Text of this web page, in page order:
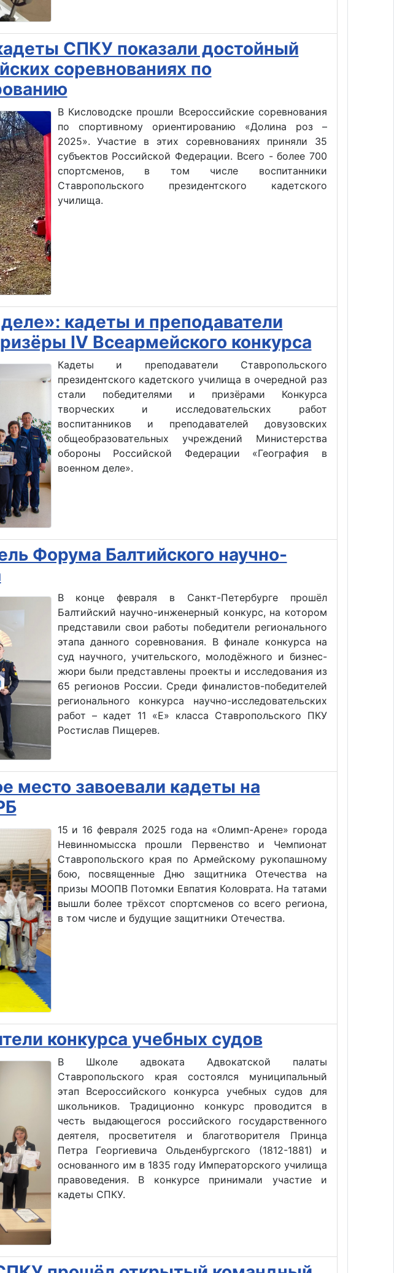
СПКУ показали достойный
соревнованиях по
В Кисловодске прошли Всероссийские соревнования
по спортивному ориентированию «Долина роз –
2025». Участие в этих соревнованиях приняли 35
субъектов Российской Федерации. Всего - более 700
спортсменов, в том числе воспитанники
Ставропольского президентского кадетского
училища.
кадеты и преподаватели
IV Всеармейского конкурса
Кадеты и преподаватели Ставропольского
президентского кадетского училища в очередной раз
стали победителями и призёрами Конкурса
творческих и исследовательских работ
воспитанников и преподавателей довузовских
общеобразовательных учреждений Министерства
обороны Российской Федерации «География в
военном деле».
Форума Балтийского научно-
В конце февраля в Санкт-Петербурге прошёл
Балтийский научно-инженерный конкурс, на котором
представили свои работы победители регионального
этапа данного соревнования. В финале конкурса на
суд научного, учительского, молодёжного и бизнес-
жюри были представлены проекты и исследования из
65 регионов России. Среди финалистов-победителей
регионального конкурса научно-исследовательских
работ – кадет 11 «Е» класса Ставропольского ПКУ
Ростислав Пищерев.
место завоевали кадеты на
15 и 16 февраля 2025 года на «Олимп-Арене» города
Невинномысска прошли Первенство и Чемпионат
Ставропольского края по Армейскому рукопашному
бою, посвященные Дню защитника Отечества на
призы МООПВ Потомки Евпатия Коловрата. На татами
вышли более трёхсот спортсменов со всего региона,
в том числе и будущие защитники Отечества.
конкурса учебных судов
В Школе адвоката Адвокатской палаты
Ставропольского края состоялся муниципальный
этап Всероссийского конкурса учебных судов для
школьников. Традиционно конкурс проводится в
честь выдающегося российского государственного
деятеля, просветителя и благотворителя Принца
Петра Георгиевича Ольденбургского (1812-1881) и
основанного им в 1835 году Императорского училища
правоведения. В конкурсе принимали участие и
кадеты СПКУ.